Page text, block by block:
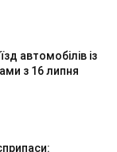
автомобілів із
з 16 липня